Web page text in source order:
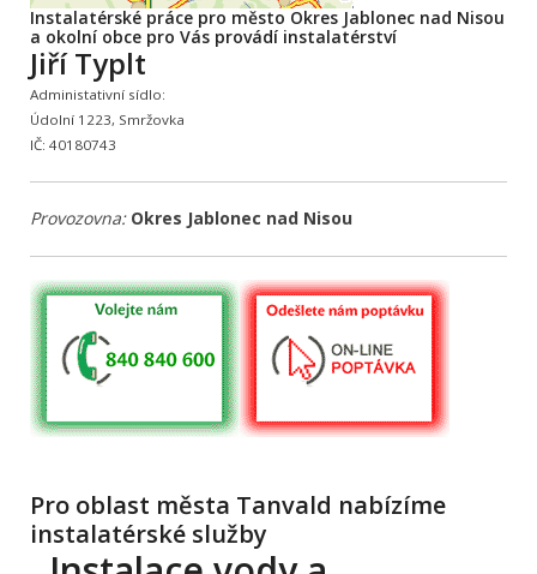
Instalatérské práce pro město Okres Jablonec nad Nisou
a okolní obce pro Vás provádí instalatérství
Jiří Typlt
Administativní sídlo:
Údolní 1223, Smržovka
IČ: 40180743
Provozovna: Okres Jablonec nad Nisou
Pro oblast města Tanvald nabízíme
instalatérské služby